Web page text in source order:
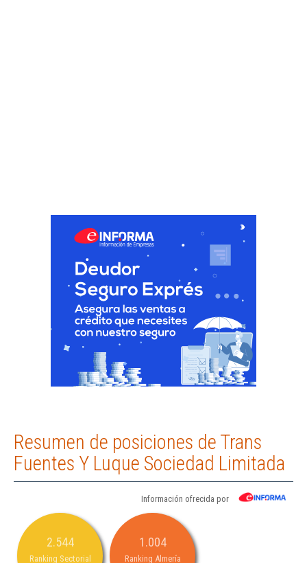
Resumen de posiciones de Trans
Fuentes Y Luque Sociedad Limitada
Información ofrecida por
2.544
Ranking Sectorial
1.004
Ranking Almería